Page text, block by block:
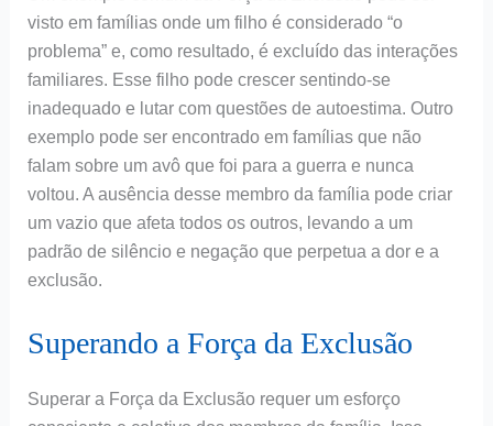
visto em famílias onde um filho é considerado “o
problema” e, como resultado, é excluído das interações
familiares. Esse filho pode crescer sentindo-se
inadequado e lutar com questões de autoestima. Outro
exemplo pode ser encontrado em famílias que não
falam sobre um avô que foi para a guerra e nunca
voltou. A ausência desse membro da família pode criar
um vazio que afeta todos os outros, levando a um
padrão de silêncio e negação que perpetua a dor e a
exclusão.
Superando a Força da Exclusão
Superar a Força da Exclusão requer um esforço